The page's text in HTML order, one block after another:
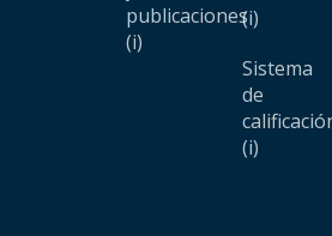
publicaciones
(i)
(i)
Sistema
de
(i)